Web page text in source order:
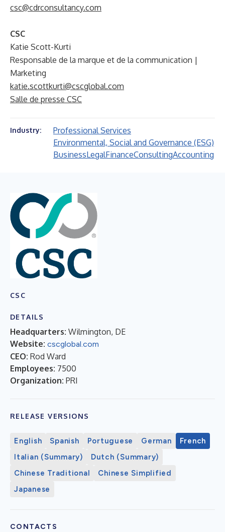
csc@cdrconsultancy.com
CSC
Katie Scott-Kurti
Responsable de la marque et de la communication |
Marketing
katie.scottkurti@cscglobal.com
Salle de presse CSC
Industry:
Professional Services
Environmental, Social and Governance (ESG)
BusinessLegalFinanceConsultingAccounting
CSC
DETAILS
Headquarters: Wilmington, DE
Website: cscglobal.com
CEO: Rod Ward
Employees: 7500
Organization: PRI
RELEASE VERSIONS
English Spanish Portuguese German
French
Italian (Summary)
Dutch (Summary)
Chinese Traditional
Chinese Simplified
Japanese
CONTACTS